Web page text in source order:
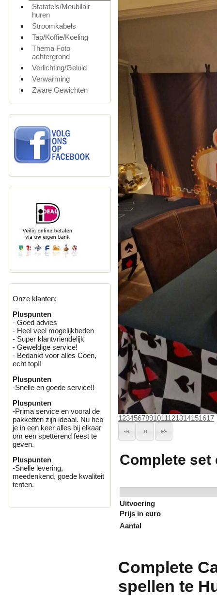
Statafels/Meubilair
huren
Stroomkabels
Tap/Koffie/Koeling
Thema Foto
achtergrond
Verlichting/Geluid
Verwarming
Zware Gewichten
Onze klanten:
Pluspunten
- Goed advies
- Heel veel mogelijkheden
- Super klantvriendelijk
- Geweldige service!
- Bedankt voor alles Coen,
echt top!!
Pluspunten
-Snelle en goede service!!
Pluspunten
-Prima service en vooral de
pakketten zijn ideaal. Nu heb
je in een keer alles bij elkaar
om een spetterend feest te
geven.
Pluspunten
-Snelle levering,
meedenkend, goede kwaliteit
tenten.
1234567891011121314151617
Complete
Uitvoering
Prijs in euro
Aantal
Complete
spellen te